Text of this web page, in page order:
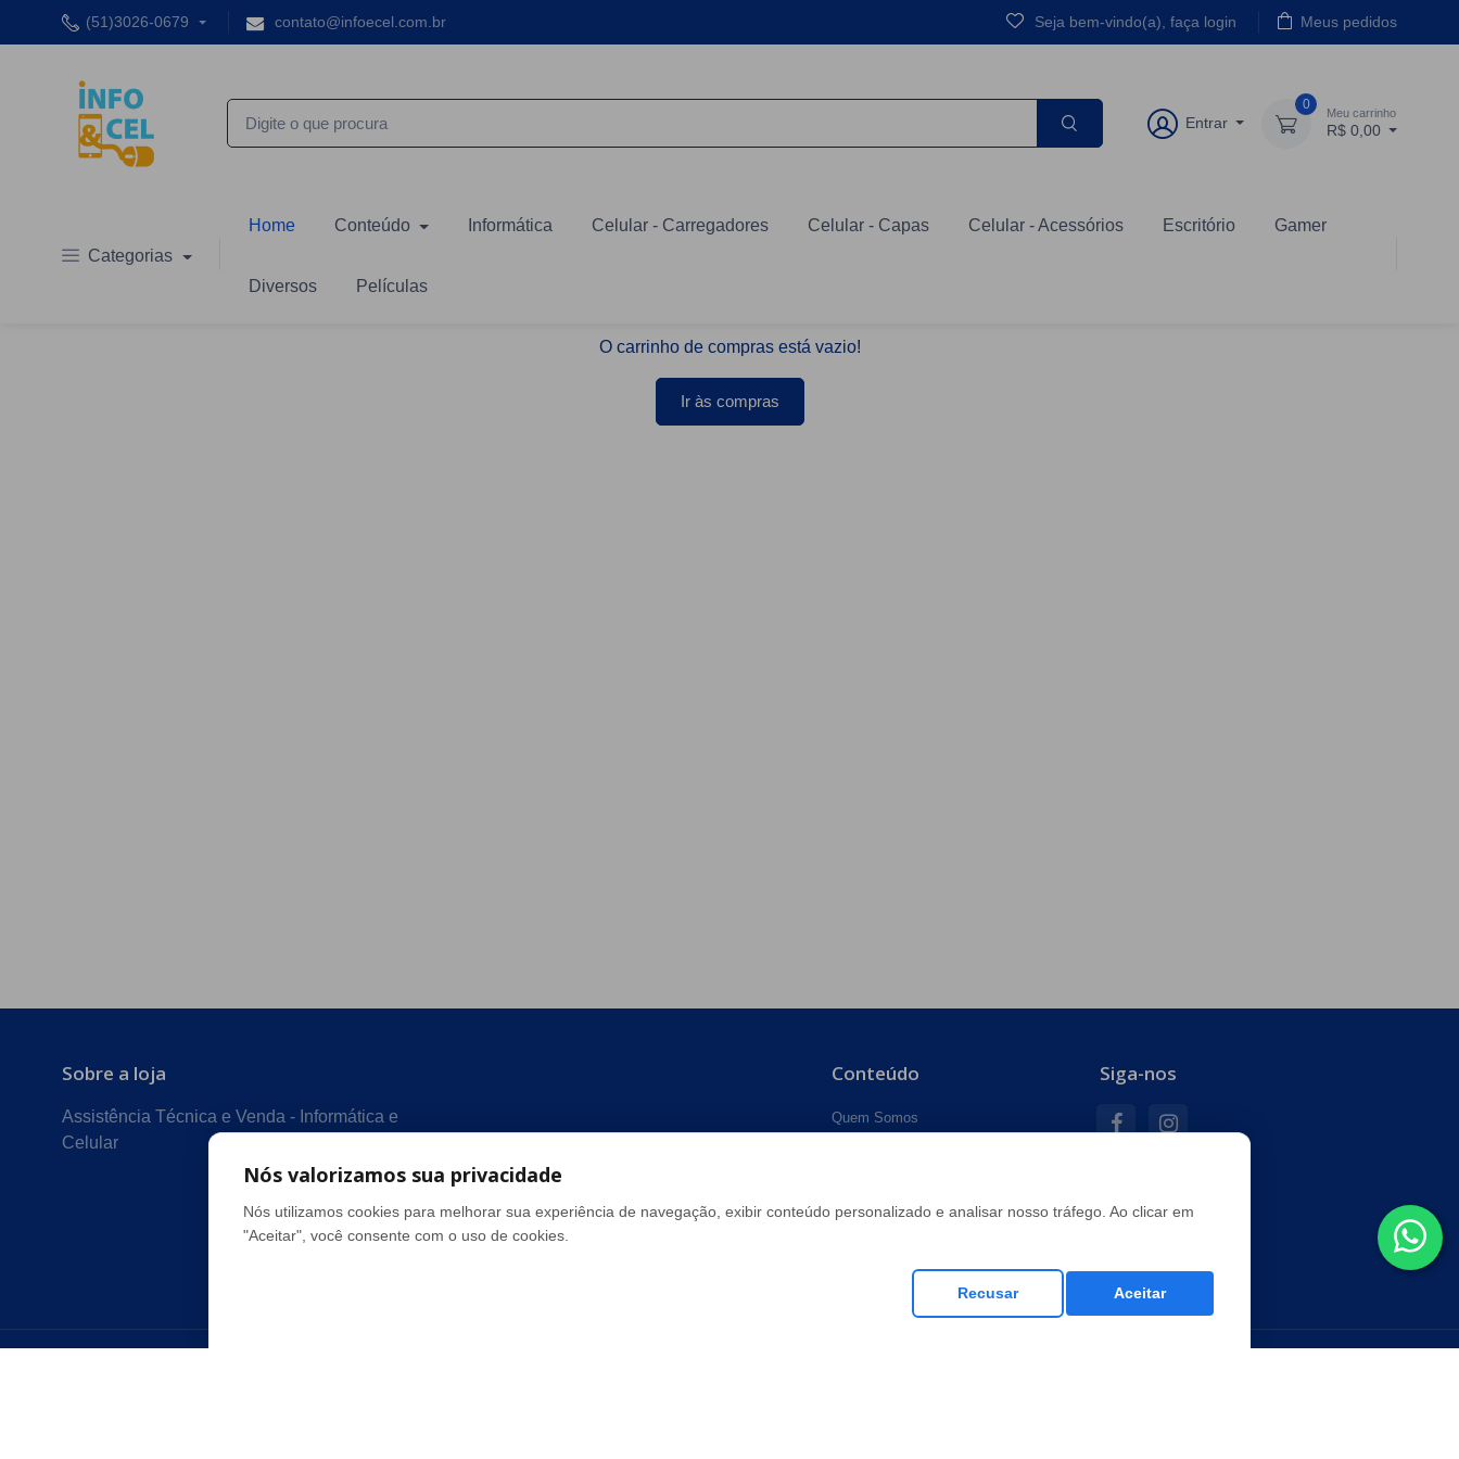
(51)3026-0679 contato@infoecel.com.br Seja bem-vindo(a), faça login Meus pedidos
Entrar
0
Meu carrinho
R$ 0,00
Categorias
Home Conteúdo Informática Celular - Carregadores Celular - Capas Celular - Acessórios Escritório Gamer
Diversos Películas
O carrinho de compras está vazio!
Ir às compras
Sobre a loja
Assistência Técnica e Venda - Informática e
Celular
Conteúdo
Quem Somos
Dúvidas Frequentes
Siga-nos
Nós valorizamos sua privacidade
Nós utilizamos cookies para melhorar sua experiência de navegação, exibir conteúdo personalizado e analisar nosso tráfego. Ao clicar em
"Aceitar", você consente com o uso de cookies.
Recusar Aceitar